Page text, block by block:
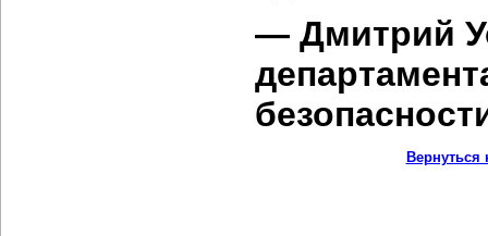
— Дмитрий
Вернуться